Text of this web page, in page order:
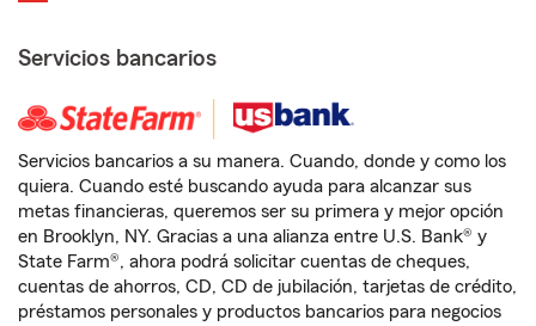
Servicios bancarios
Servicios bancarios a su manera. Cuando, donde y como los
quiera. Cuando esté buscando ayuda para alcanzar sus
metas financieras, queremos ser su primera y mejor opción
en Brooklyn, NY. Gracias a una alianza entre U.S. Bank® y
State Farm®, ahora podrá solicitar cuentas de cheques,
cuentas de ahorros, CD, CD de jubilación, tarjetas de crédito,
préstamos personales y productos bancarios para negocios